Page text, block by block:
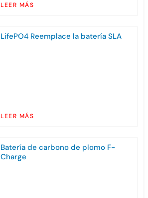
LEER MÁS
LifePO4 Reemplace la batería SLA
LEER MÁS
Batería de carbono de plomo F-
Charge